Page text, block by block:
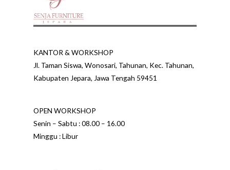
KANTOR & WORKSHOP
Jl. Taman Siswa, Wonosari, Tahunan, Kec. Tahunan,
Kabupaten Jepara, Jawa Tengah 59451
OPEN WORKSHOP
Senin – Sabtu : 08.00 – 16.00
Minggu : Libur